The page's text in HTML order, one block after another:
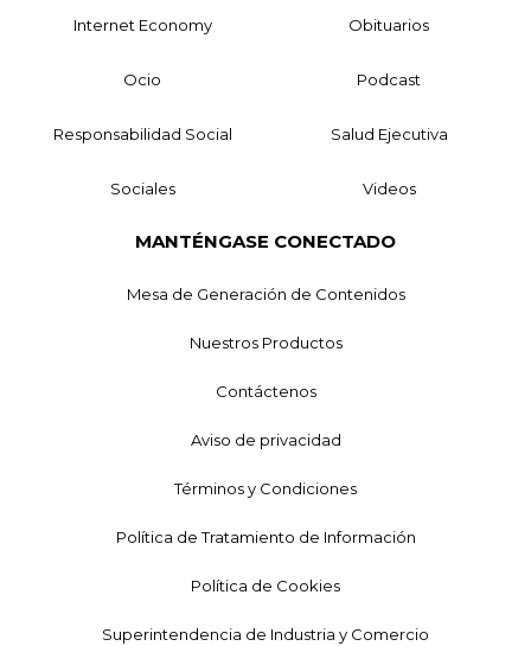
Internet Economy Obituarios
Ocio Podcast
Responsabilidad Social Salud Ejecutiva
Sociales Videos
MANTÉNGASE CONECTADO
Mesa de Generación de Contenidos
Nuestros Productos
Contáctenos
Aviso de privacidad
Términos y Condiciones
Política de Tratamiento de Información
Política de Cookies
Superintendencia de Industria y Comercio